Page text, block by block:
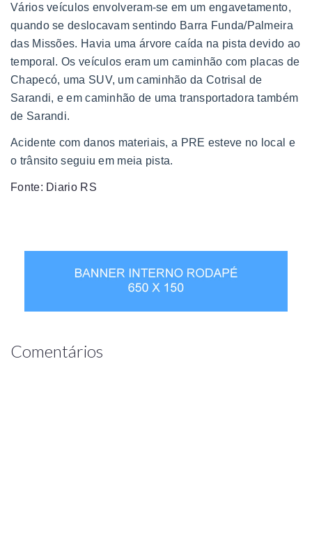
Vários veículos envolveram-se em um engavetamento,
quando se deslocavam sentindo Barra Funda/Palmeira
das Missões. Havia uma árvore caída na pista devido ao
temporal. Os veículos eram um caminhão com placas de
Chapecó, uma SUV, um caminhão da Cotrisal de
Sarandi, e em caminhão de uma transportadora também
de Sarandi.
Acidente com danos materiais, a PRE esteve no local e
o trânsito seguiu em meia pista.
Fonte: Diario RS
Comentários